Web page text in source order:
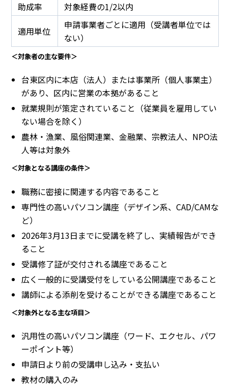
助成率
対象経費の1/2以内
適用単位
申請事業者ごとに適用（受講者単位では
ない）
＜対象者の主な要件＞
台東区内に本店（法人）または事業所（個人事業主）
があり、区内に営業の本拠があること
就業規則が策定されていること（従業員を雇用してい
ない場合を除く）
農林・漁業、風俗関連業、金融業、宗教法人、NPO法
人等は対象外
＜対象となる講座の条件＞
職務に密接に関連する内容であること
専門性の高いパソコン講座（デザイン系、CAD/CAMな
ど）
2026年3月13日までに受講を終了し、実績報告ができ
ること
受講修了証が交付される講座であること
広く一般的に受講受付をしている公開講座であること
講師による添削を受けることができる講座であること
＜対象外となる主な項目＞
汎用性の高いパソコン講座（ワード、エクセル、パワ
ーポイント等）
申請日より前の受講申し込み・支払い
教材の購入のみ